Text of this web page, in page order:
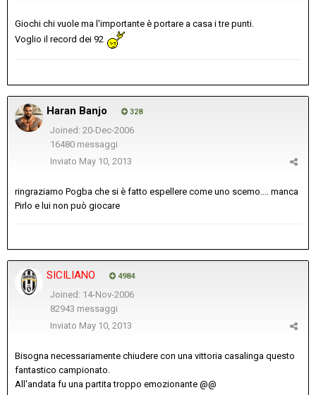
Giochi chi vuole ma l'importante è portare a casa i tre punti.
Voglio il record dei 92
Haran Banjo 328
Joined: 20-Dec-2006
16480 messaggi
Inviato May 10, 2013
ringraziamo Pogba che si è fatto espellere come uno scemo.... manca
Pirlo e lui non può giocare
SICILIANO 4984
Joined: 14-Nov-2006
82943 messaggi
Inviato May 10, 2013
Bisogna necessariamente chiudere con una vittoria casalinga questo
fantastico campionato.
All'andata fu una partita troppo emozionante @@